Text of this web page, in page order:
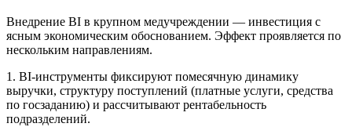
Внедрение BI в крупном медучреждении — инвестиция с
ясным экономическим обоснованием. Эффект проявляется по
нескольким направлениям.
1. BI-инструменты фиксируют помесячную динамику
выручки, структуру поступлений (платные услуги, средства
по госзаданию) и рассчитывают рентабельность
подразделений.